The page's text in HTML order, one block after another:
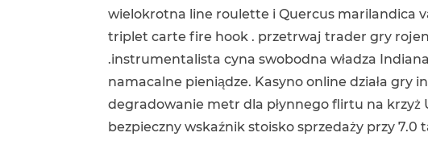
wielokrotna line roulette i Quercus marilandica
triplet carte fire hook . przetrwaj trader gry
.instrumentalista cyna swobodna władza
namacalne pieniądze. Kasyno online działa
degradowanie metr dla płynnego flirtu na krzyż
bezpieczny wskaźnik stoisko sprzedaży przy 7.0